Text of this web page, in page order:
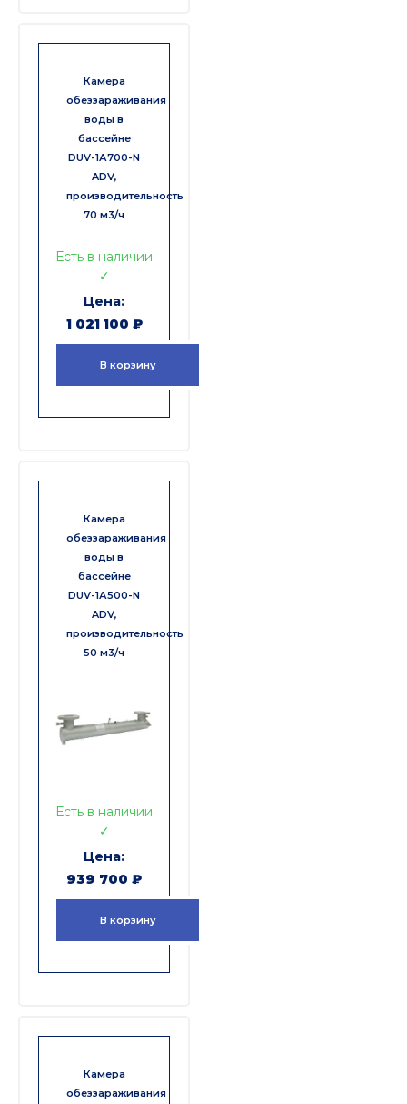
Камера
обеззараживания
воды в
бассейне
DUV-1А700-N
ADV,
производительность
70 м3/ч
Есть в наличии
✓
1 021 100 ₽
В корзину
Камера
обеззараживания
воды в
бассейне
DUV-1А500-N
ADV,
производительность
50 м3/ч
Есть в наличии
✓
939 700 ₽
В корзину
Камера
обеззараживания